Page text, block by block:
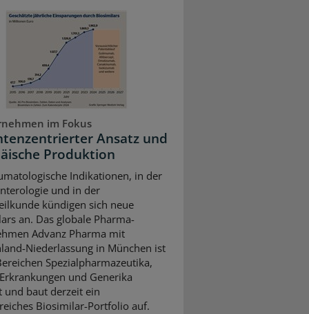
im Fokus
Ansatz und
Produktion
Indikationen, in der
und in der
kündigen sich neue
an. Das globale Pharma-
Advanz Pharma mit
Niederlassung in München ist
Spezialpharmazeutika,
und Generika
und baut derzeit ein
Biosimilar-Portfolio auf.